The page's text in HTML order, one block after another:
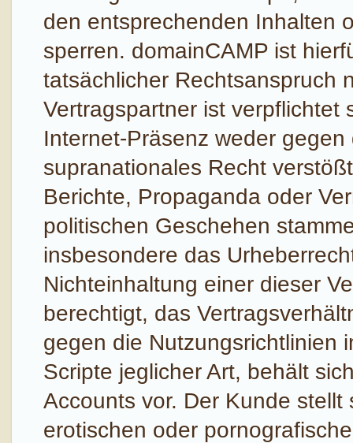
den entsprechenden Inhalten
sperren. domainCAMP ist
tatsächlicher Rechtsanspruch
Vertragspartner ist verpflichtet
Internet-Präsenz weder
supranationales Recht
Berichte, Propaganda oder
politischen Geschehen
insbesondere das
Nichteinhaltung einer dieser
berechtigt, das
gegen die Nutzungsrichtlinien
Scripte jeglicher Art, behält
Accounts vor. Der Kunde
erotischen oder